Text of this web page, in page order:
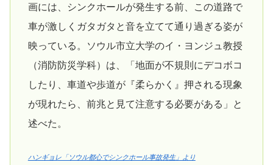
画には、シンクホールが発生する前、この道路で
車が激しくガタガタと音を立てて通り過ぎる姿が
映っている。ソウル市立大学のイ・ヨンジュ教授
（消防防災学科）は、「地面が不規則にデコボコ
したり、車道や歩道が『柔らかく』押される現象
が現れたら、前兆と見て注意する必要がある」と
述べた。
ハンギョレ「ソウル都心でシンクホール事故発生」より